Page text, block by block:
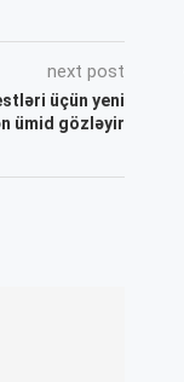
next post
üçün yeni
ümid gözləyir